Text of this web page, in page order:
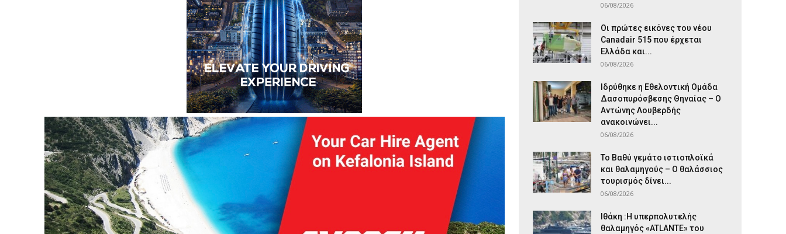
06/08/2026
Οι πρώτες εικόνες του νέου
Canadair 515 που έρχεται
Ελλάδα και...
06/08/2026
Ιδρύθηκε η Εθελοντική Ομάδα
Δασοπυρόσβεσης Θηναίας – Ο
Αντώνης Λουβερδής
ανακοινώνει...
06/08/2026
Το Βαθύ γεμάτο ιστιοπλοϊκά
και θαλαμηγούς – Ο θαλάσσιος
τουρισμός δίνει...
06/08/2026
Ιθάκη :Η υπερπολυτελής
θαλαμηγός «ATLANTE» του